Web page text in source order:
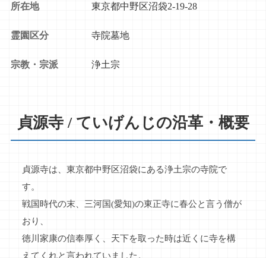
所在地 東京都中野区沼袋2-19-28
霊園区分 寺院墓地
宗教・宗派 浄土宗
貞源寺 / ていげんじの沿革・概要
貞源寺は、東京都中野区沼袋にある浄土宗の寺院で
す。
戦国時代の末、三河国(愛知)の東正寺に春公と言う僧が
おり、
徳川家康の信奉厚く、天下を取った時は近くに寺を構
えてくれと言われていました。